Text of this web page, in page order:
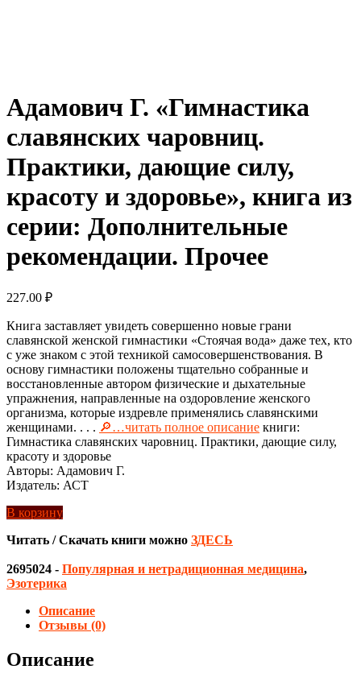
Адамович Г. «Гимнастика
славянских чаровниц.
Практики, дающие силу,
красоту и здоровье», книга из
серии: Дополнительные
рекомендации. Прочее
227.00 ₽
Книга заставляет увидеть совершенно новые грани
славянской женской гимнастики «Стоячая вода» даже тех, кто
с уже знаком с этой техникой самосовершенствования. В
основу гимнастики положены тщательно собранные и
восстановленные автором физические и дыхательные
упражнения, направленные на оздоровление женского
организма, которые издревле применялись славянскими
женщинами. . . . 🔎…читать полное описание книги:
Гимнастика славянских чаровниц. Практики, дающие силу,
красоту и здоровье
Авторы: Адамович Г.
Издатель: АСТ
В корзину
Читать / Скачать книги можно ЗДЕСЬ
2695024 - Популярная и нетрадиционная медицина,
Эзотерика
Описание
Отзывы (0)
Описание